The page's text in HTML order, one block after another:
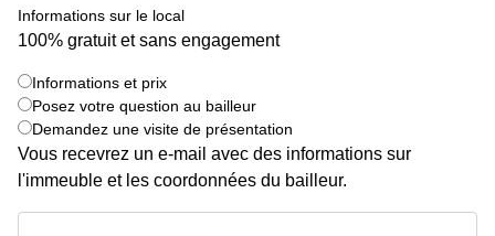
Nyon
Versoix
Coworking
Meyrin
Salle
réunion
Bamba
1-3
Genève
Rue de
Lausanne
69
Genève
Avenue
Informations sur le local
100% gratuit et sans engagement
Informations et prix
Posez votre question au bailleur
Demandez une visite de présentation
Vous recevrez un e-mail avec des informations sur
l'immeuble et les coordonnées du bailleur.